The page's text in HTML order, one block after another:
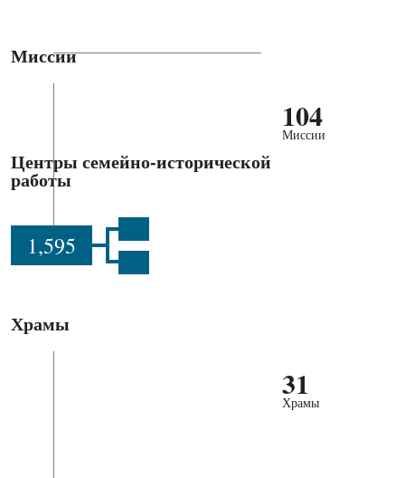
Миссии
104
Миссии
Центры семейно-исторической
работы
1,595
Храмы
31
Храмы